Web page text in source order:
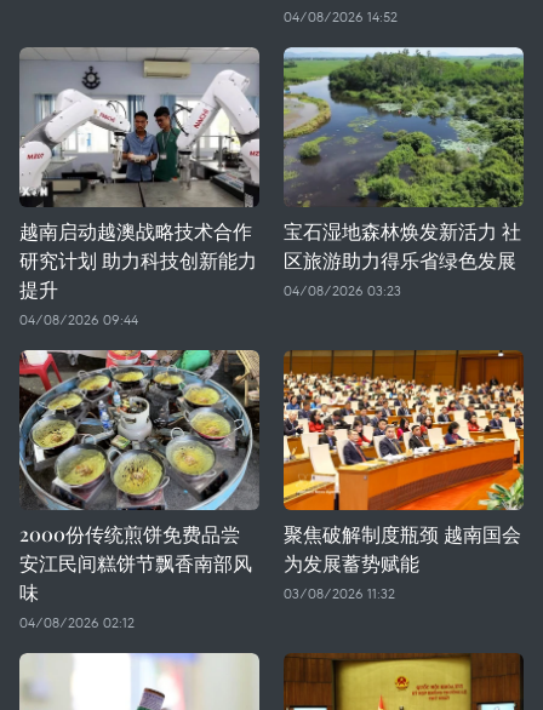
04/08/2026 14:52
越南启动越澳战略技术合作
研究计划 助力科技创新能力
提升
04/08/2026 09:44
宝石湿地森林焕发新活力 社
区旅游助力得乐省绿色发展
04/08/2026 03:23
2000份传统煎饼免费品尝
安江民间糕饼节飘香南部风
味
04/08/2026 02:12
聚焦破解制度瓶颈 越南国会
为发展蓄势赋能
03/08/2026 11:32